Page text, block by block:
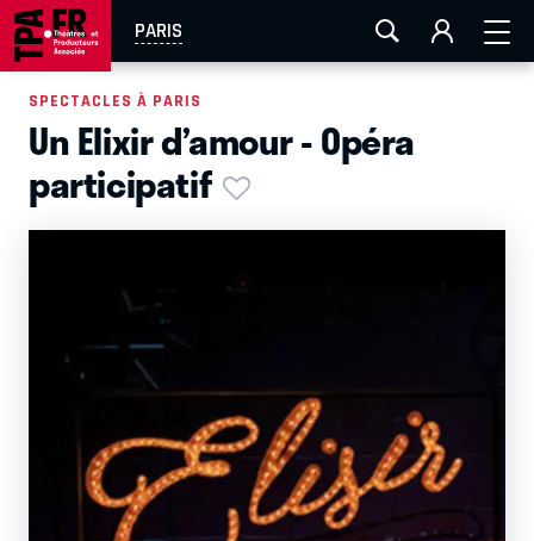
PARIS
AIX-MARSEILLE LA ROCHELLE
EN TOURNÉE
SPECTACLES À PARIS
Un Elixir d’amour - Opéra
participatif